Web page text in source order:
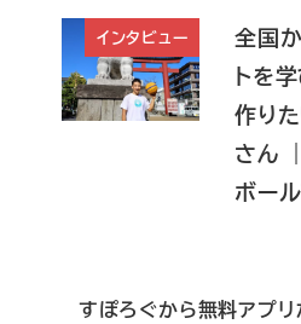
インタビュー
全国
トを
作り
さん
ボー
すぽろぐから無料アプ